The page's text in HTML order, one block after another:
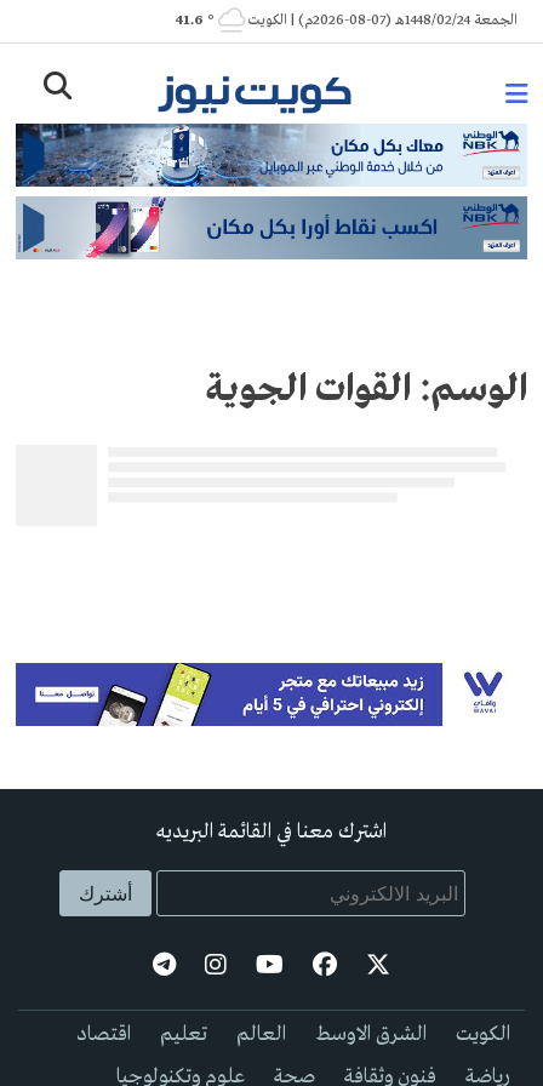
Skip
to
الجمعة 1448/02/24هـ (07-08-2026م) | الكويت ° 41.6
الوسم: القوات الجوية
اشترك معنا في القائمة البريديه
الكويت الشرق الاوسط العالم تعليم
اقتصاد
رياضة
فنون وثقافة صحة علوم وتكنولوجيا